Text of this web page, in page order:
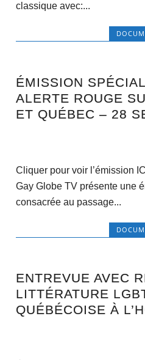
classique avec:...
ÉMISSION
ALERTE ROUGE
ET QUÉBEC – 28
Cliquer pour voir l’émission
Gay Globe TV présente une
consacrée au passage...
ENTREVUE AVEC
LITTÉRATURE
QUÉBÉCOISE À